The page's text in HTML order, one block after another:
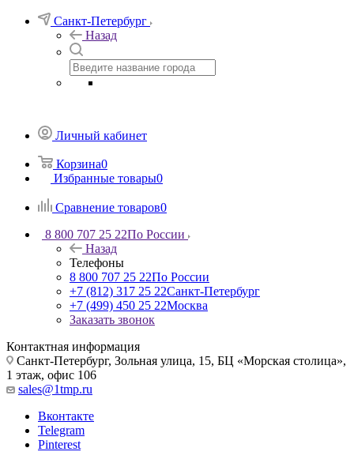
Санкт-Петербург
Назад
Личный кабинет
Корзина0
Избранные товары0
Сравнение товаров0
8 800 707 25 22По России
Назад
Телефоны
8 800 707 25 22По России
+7 (812) 317 25 22Санкт-Петербург
+7 (499) 450 25 22Москва
Заказать звонок
Контактная информация
Санкт-Петербург, Зольная улица, 15, БЦ «Морская столица»,
1 этаж, офис 106
sales@1tmp.ru
Вконтакте
Telegram
Pinterest